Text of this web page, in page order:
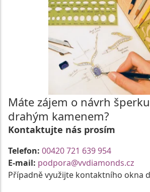
Máte zájem o návrh
drahým kamenem?
Kontaktujte nás prosím
Telefon: 00420 721 639 954
E-mail: podpora@vvdiamonds.cz
Případně využijte kontaktního okna